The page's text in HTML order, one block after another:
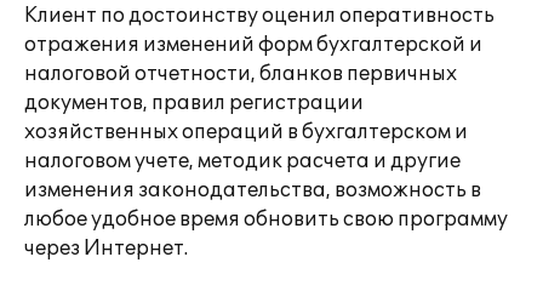
Клиент по достоинству оценил оперативность
отражения изменений форм бухгалтерской и
налоговой отчетности, бланков первичных
документов, правил регистрации
хозяйственных операций в бухгалтерском и
налоговом учете, методик расчета и другие
изменения законодательства, возможность в
любое удобное время обновить свою программу
через Интернет.